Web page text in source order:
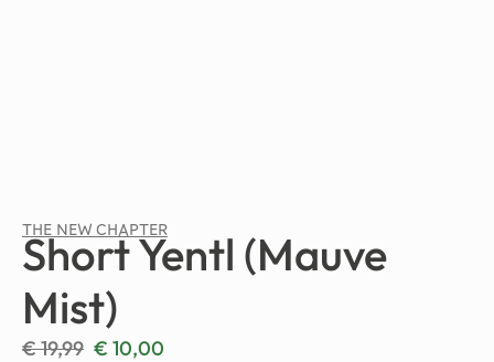
THE NEW CHAPTER
Short Yentl (Mauve
Mist)
€19,99 € 10,00